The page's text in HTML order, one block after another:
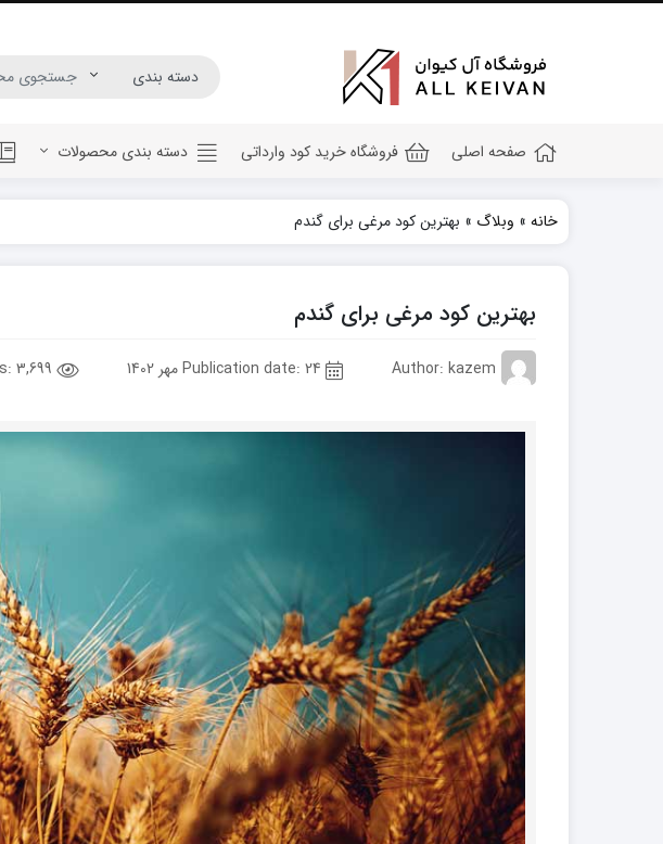
صفحه اصلی فروشگاه خرید کود وارداتی دسته بندی محصولات
کود کامل ۲۰ ۲۰ ۲۰
کود npk
کود آهن
کود فسفر بالا
خانه » وبلاگ » بهترین کود مرغی برای گندم
بهترین کود مرغی برای گندم
Author: kazem 3,699 مشاهده